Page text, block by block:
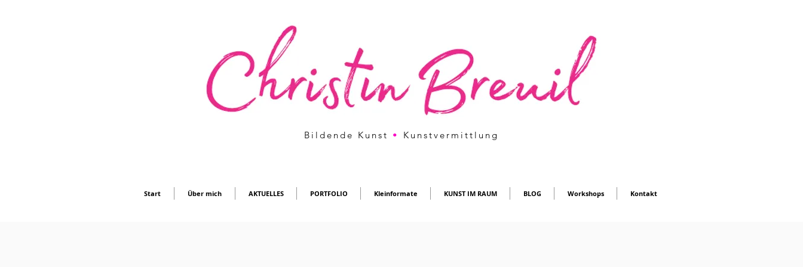
Bildende Kunst • Kunstvermittlung
Start Über mich AKTUELLES PORTFOLIO Kleinformate KUNST IM RAUM BLOG Workshops Kontakt